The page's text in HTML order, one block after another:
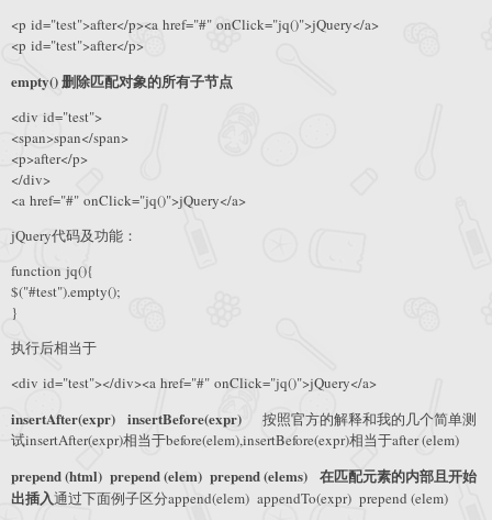
<p id="test">after</p><a href="#" onClick="jq()">jQuery</a>
<p id="test">after</p>
empty() 删除匹配对象的所有子节点
<div id="test">
<span>span</span>
<p>after</p>
</div>
<a href="#" onClick="jq()">jQuery</a>
jQuery代码及功能：
function jq(){
$("#test").empty();
}
执行后相当于
<div id="test"></div><a href="#" onClick="jq()">jQuery</a>
insertAfter(expr) insertBefore(expr) 按照官方的解释和我的几个简单测
试insertAfter(expr)相当于before(elem),insertBefore(expr)相当于after (elem)
prepend (html) prepend (elem) prepend (elems) 在匹配元素的内部且开始
出插入通过下面例子区分append(elem) appendTo(expr) prepend (elem)